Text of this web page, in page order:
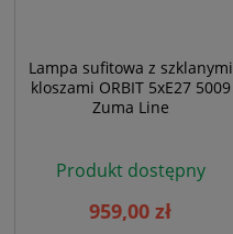
Lampa sufitowa z szklanymi
kloszami ORBIT 5xE27 5009
Zuma Line
Produkt dostępny
959,00 zł